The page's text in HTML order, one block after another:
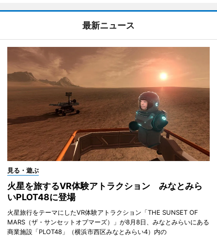
最新ニュース
見る・遊ぶ
火星を旅するVR体験アトラクション みなとみら
いPLOT48に登場
火星旅行をテーマにしたVR体験アトラクション「THE SUNSET OF
MARS（ザ・サンセットオブマーズ）」が8月8日、みなとみらいにある
商業施設「PLOT48」（横浜市西区みなとみらい4）内の